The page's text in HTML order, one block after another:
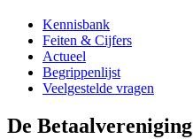
Kennisbank
Feiten & Cijfers
Actueel
Begrippenlijst
Veelgestelde vragen
De Betaalvereniging